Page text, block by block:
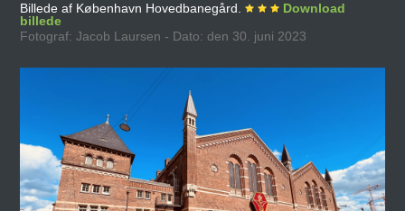
Billede af København Hovedbanegård.
Download
billede
Fotograf: Jacob Laursen - Dato: den 30. juni 2023